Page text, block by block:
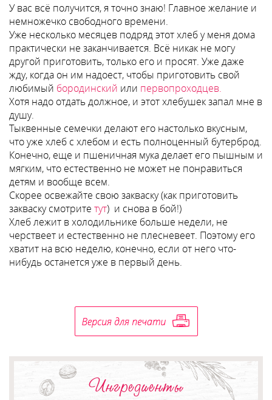
У вас всё получится, я точно знаю! Главное желание и
немножечко свободного времени.
Уже несколько месяцев подряд этот хлеб у меня дома
практически не заканчивается. Всё никак не могу
другой приготовить, только его и просят. Уже даже
жду, когда он им надоест, чтобы приготовить свой
любимый бородинский или первопроходцев.
Хотя надо отдать должное, и этот хлебушек запал мне в
душу.
Тыквенные семечки делают его настолько вкусным,
что уже хлеб с хлебом и есть полноценный бутерброд.
Конечно, еще и пшеничная мука делает его пышным и
мягким, что естественно не может не понравиться
детям и вообще всем.
Скорее освежайте свою закваску (как приготовить
закваску смотрите тут) и снова в бой!)
Хлеб лежит в холодильнике больше недели, не
черствеет и естественно не плесневеет. Поэтому его
хватит на всю неделю, конечно, если от него что-
нибудь останется уже в первый день.
Ингредиенты